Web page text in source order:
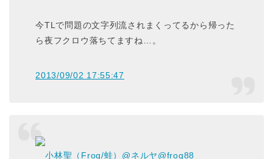
今TLで問題の文字列流されまくってるから帰った
ら夜フクロウ落ちてますね…。
2013/09/02 17:55:47
小林聖（Frog/蛙）@ネルヤ@frog88